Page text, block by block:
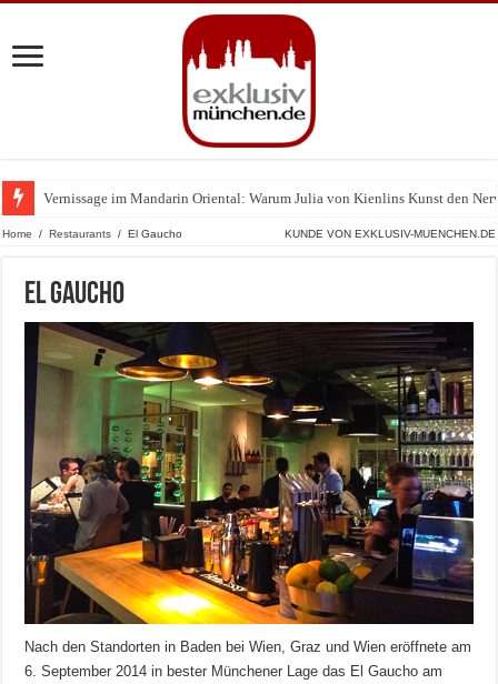
Vernissage im Mandarin Oriental: Warum Julia von Kienlins Kunst den
KUNDE VON EXKLUSIV-MUENCHEN.DE
Home / Restaurants / El Gaucho
El Gaucho
Nach den Standorten in Baden bei Wien, Graz und Wien eröffnete am
6. September 2014 in bester Münchener Lage das El Gaucho am